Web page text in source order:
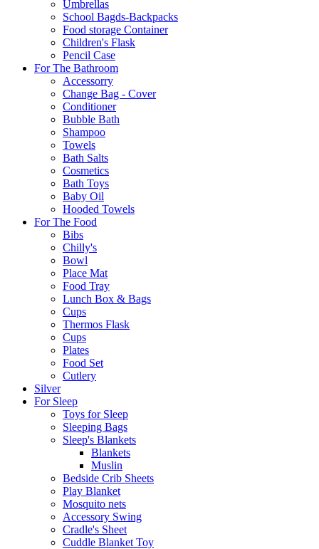
Umbrellas
School Bagds-Backpacks
Food storage Container
Children's Flask
Pencil Case
For The Bathroom
Accessorry
Change Bag - Cover
Conditioner
Bubble Bath
Shampoo
Towels
Bath Salts
Cosmetics
Bath Toys
Baby Oil
Hooded Towels
For The Food
Bibs
Chilly's
Bowl
Place Mat
Food Tray
Lunch Box & Bags
Cups
Thermos Flask
Cups
Plates
Food Set
Cutlery
Silver
For Sleep
Toys for Sleep
Sleeping Bags
Sleep's Blankets
Blankets
Muslin
Bedside Crib Sheets
Play Blanket
Mosquito nets
Accessory Swing
Cradle's Sheet
Cuddle Blanket Toy